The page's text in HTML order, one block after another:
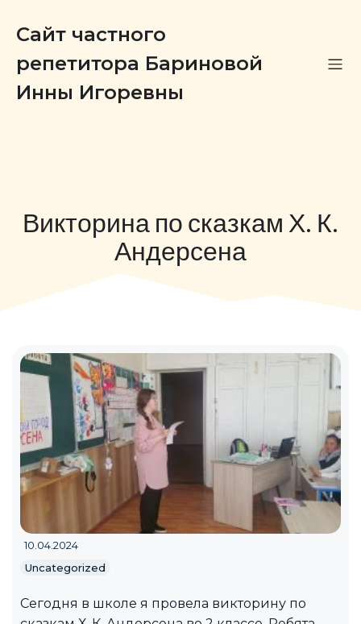
Сайт частного
репетитора Бариновой
Инны Игоревны
Викторина по сказкам Х. К.
Андерсена
10.04.2024
Uncategorized
Сегодня в школе я провела викторину по